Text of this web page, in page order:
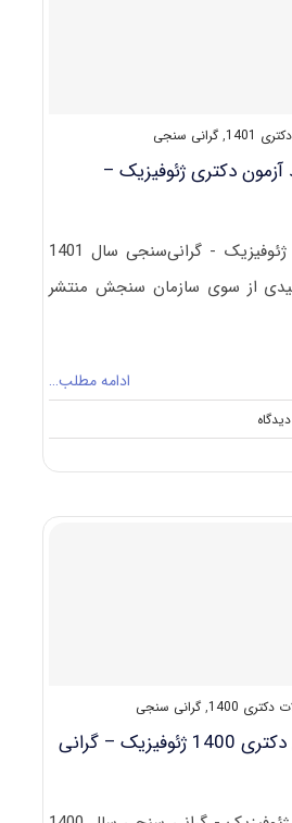
1401
, گرانی سنجی
آزمون دکتری ژئوفیزیک –
سوالات آزمون دکتری ژئوفیزیک - گرانی‌سنجی سال 1401
از سوی سازمان سنجش منتشر
ادامه مطلب…
on
دانلود
آزمون
1400
, گرانی سنجی
دانلود سوالات آزمون دکتری 1400 ژئوفیزیک – گرانی